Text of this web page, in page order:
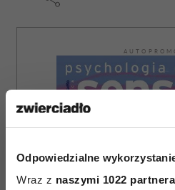
Odpowiedzialne
Wraz z naszymi 1022